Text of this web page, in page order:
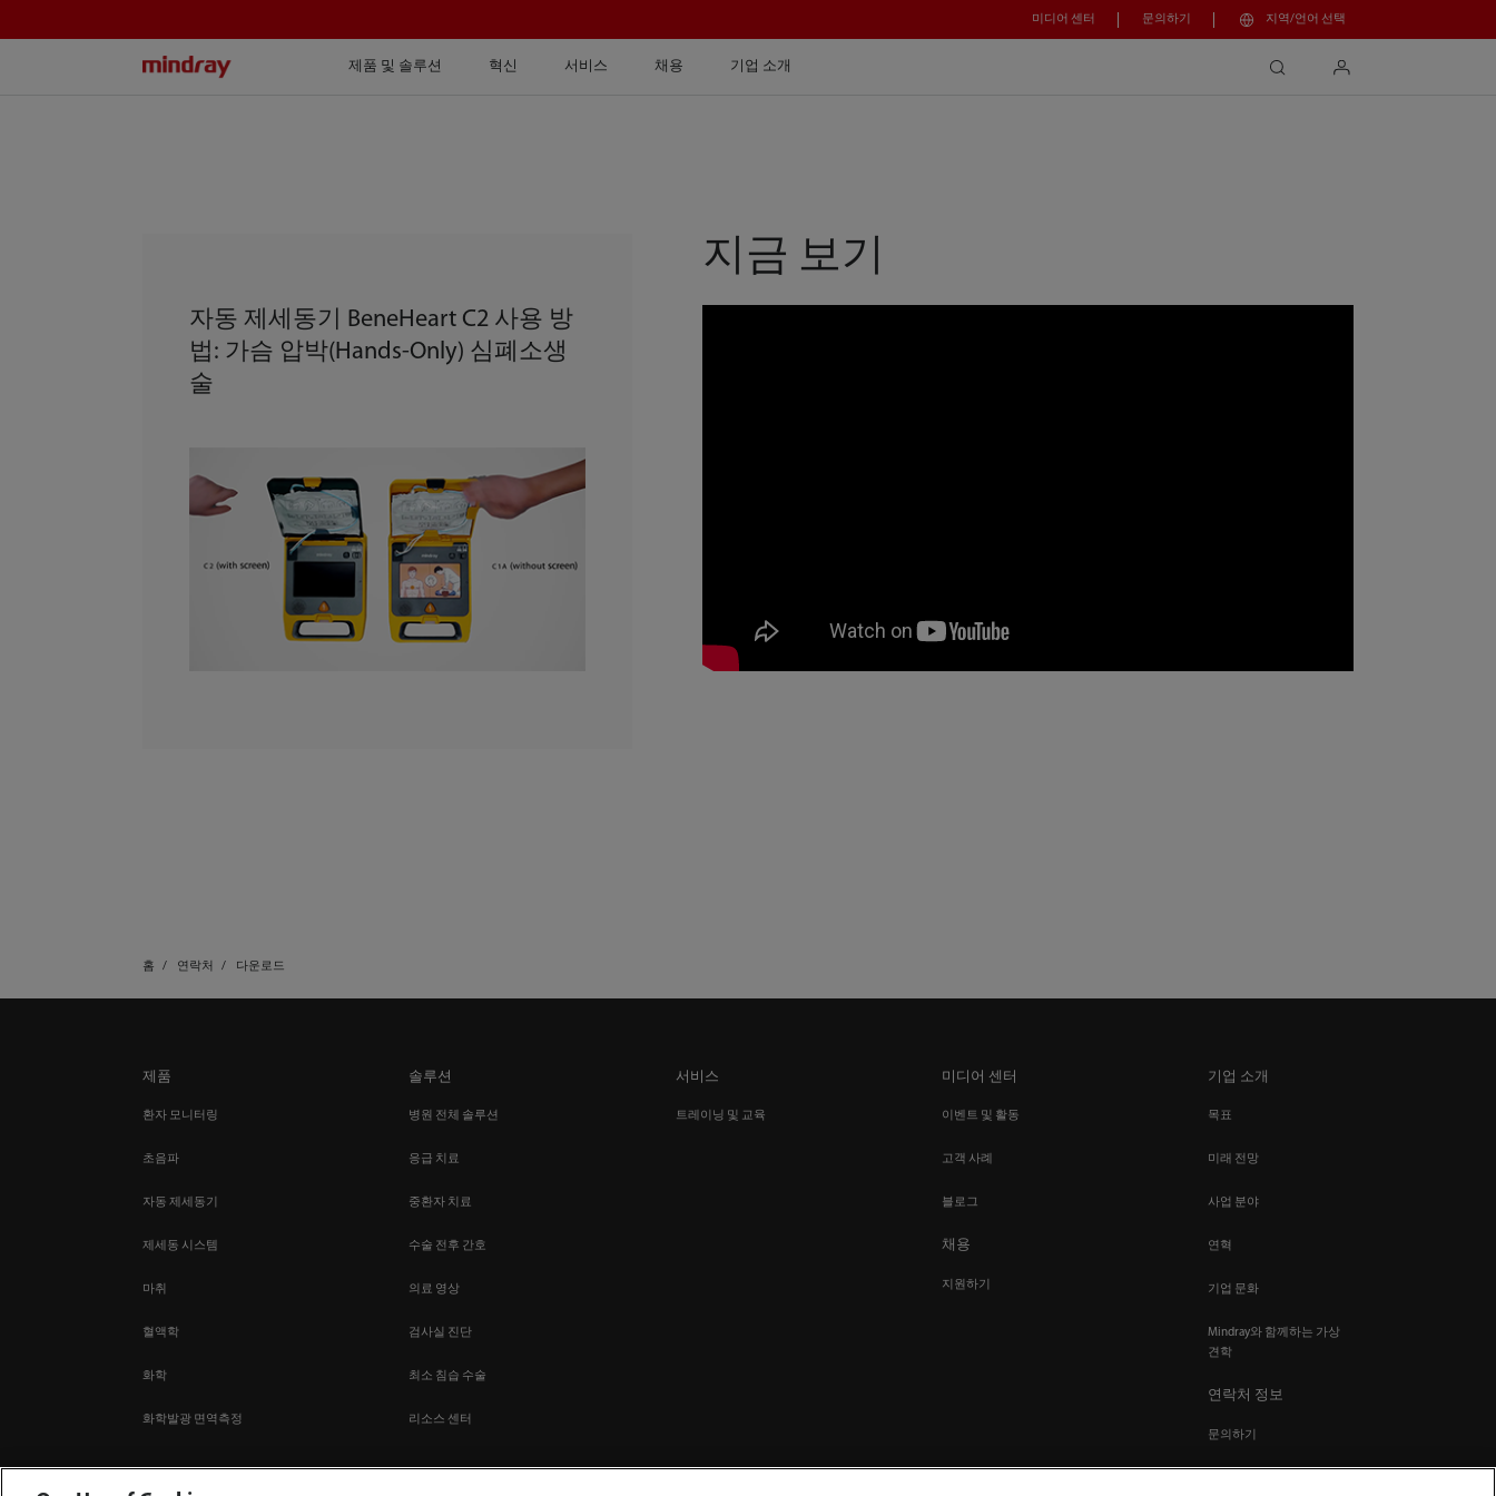
제품 및 솔루션 혁신 서비스 채용 기업 소개
미디어 센터 문의하기 지역/언어 선택
자동 제세동기 BeneHeart C2 사용 방
법: 가슴 압박(Hands-Only) 심폐소생
술
지금 보기
홈 연락처 다운로드
제품
환자 모니터링
초음파
자동 제세동기
제세동 시스템
마취
혈액학
화학
화학발광 면역측정
솔루션
병원 전체 솔루션
응급 치료
중환자 치료
수술 전후 간호
의료 영상
검사실 진단
최소 침습 수술
리소스 센터
서비스
트레이닝 및 교육
미디어 센터
이벤트 및 활동
고객 사례
블로그
채용
지원하기
기업 소개
목표
미래 전망
사업 분야
연혁
기업 문화
Mindray와 함께하는 가상
견학
연락처 정보
문의하기